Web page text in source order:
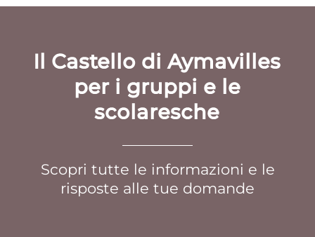
Il Castello di Aymavilles
per i gruppi e le
scolaresche
Scopri tutte le informazioni e le
risposte alle tue domande